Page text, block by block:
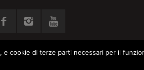
e cookie di terze parti necessari per il